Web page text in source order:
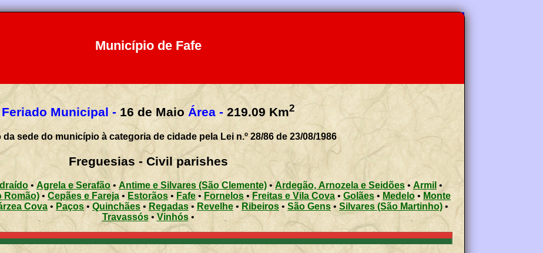
Município de Fafe
Feriado Municipal - 16 de Maio Área - 219.09 Km2
da sede do município à categoria de cidade pela Lei n.º 28/86 de 23/08/1986
Freguesias - Civil parishes
•Agrela e Serafão • Antime e Silvares (São Clemente) •Ardegão, Arnozela e Seidões• Armil •
Romão) • Cepães e Fareja • Estorãos • Fafe •Fornelos • Freitas e Vila Cova • Golães • Medelo • Monte
Cova • Paços • Quinchães •Regadas • Revelhe • Ribeiros • São Gens • Silvares (São Martinho) •
Travassós•Vinhós•